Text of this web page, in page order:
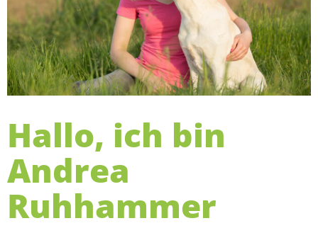
Hallo, ich bin
Andrea
Ruhhammer